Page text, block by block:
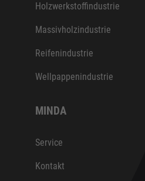
Holzwerkstoffindustrie
Massivholzindustrie
Reifenindustrie
Wellpappenindustrie
MINDA
Service
Kontakt